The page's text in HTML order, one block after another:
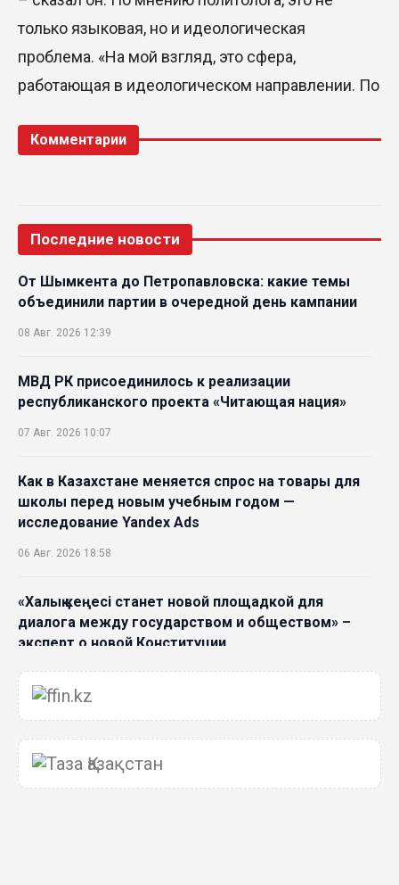
только языковая, но и идеологическая
проблема. «На мой взгляд, это сфера,
работающая в идеологическом направлении. По
Комментарии
Последние новости
От Шымкента до Петропавловска: какие темы
объединили партии в очередной день кампании
08 Авг. 2026 12:39
МВД РК присоединилось к реализации
республиканского проекта «Читающая нация»
07 Авг. 2026 10:07
Как в Казахстане меняется спрос на товары для
школы перед новым учебным годом —
исследование Yandex Ads
06 Авг. 2026 18:58
«Халық кеңесі станет новой площадкой для
диалога между государством и обществом» –
эксперт о новой Конституции
06 Авг. 2026 15:51
Главное значение новой Конституции –
приблизить государство к человеку –Жанара
Джигитекова